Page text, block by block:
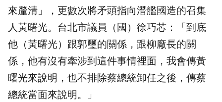
來釐清」，更數次將矛頭指向潛艦國造的召集
人黃曙光。台北市議員（國）徐巧芯：「到底
他（黃曙光）跟郭璽的關係，跟柳廠長的關
係，他有沒有牽涉到這件事情裡面，我會傳黃
曙光來說明，也不排除蔡總統卸任之後，傳蔡
總統當面來說明。」